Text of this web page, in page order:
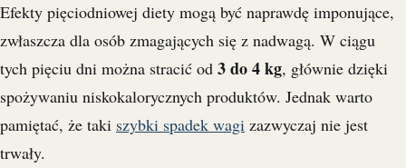
Efekty pięciodniowej diety mogą być naprawdę imponujące,
zwłaszcza dla osób zmagających się z nadwagą. W ciągu
tych pięciu dni można stracić od 3 do 4 kg, głównie dzięki
spożywaniu niskokalorycznych produktów. Jednak warto
pamiętać, że taki szybki spadek wagi zazwyczaj nie jest
trwały.